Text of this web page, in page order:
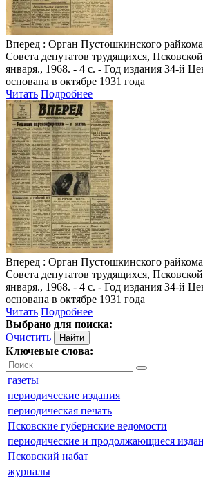
Вперед : Орган Пустошкинского
Совета депутатов трудящихся,
января., 1968. - 4 с. - Год издания 34-й
основана в октябре 1931 года
Читать Подробнее
Вперед : Орган Пустошкинского
Совета депутатов трудящихся,
января., 1968. - 4 с. - Год издания 34-й
основана в октябре 1931 года
Читать Подробнее
Выбрано для поиска:
Очистить
Ключевые слова:
газеты
периодические издания
периодическая печать
Псковские губернские ведомости
периодические и продолжающиеся
Псковский набат
журналы